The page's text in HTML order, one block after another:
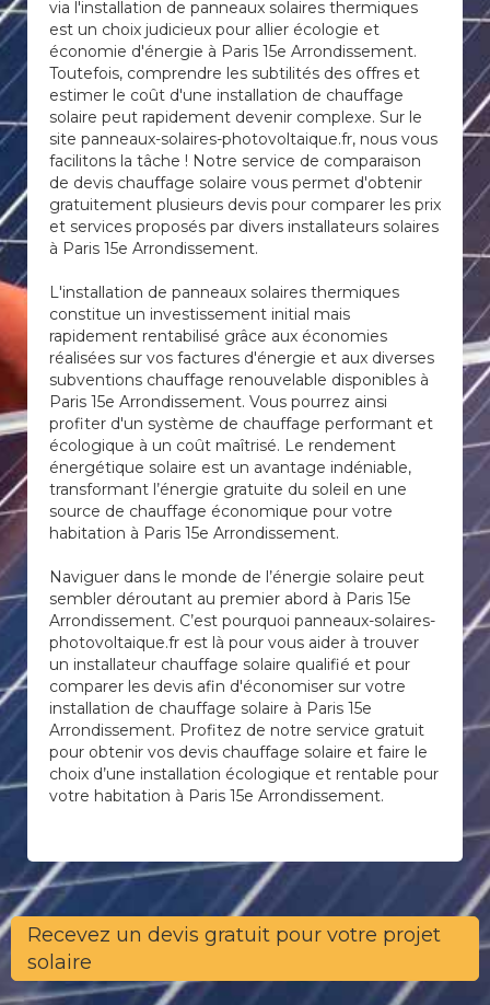
via l'installation de panneaux solaires thermiques
est un choix judicieux pour allier écologie et
économie d'énergie à Paris 15e Arrondissement.
Toutefois, comprendre les subtilités des offres et
estimer le coût d'une installation de chauffage
solaire peut rapidement devenir complexe. Sur le
site panneaux-solaires-photovoltaique.fr, nous vous
facilitons la tâche ! Notre service de comparaison
de devis chauffage solaire vous permet d'obtenir
gratuitement plusieurs devis pour comparer les prix
et services proposés par divers installateurs solaires
à Paris 15e Arrondissement.
L'installation de panneaux solaires thermiques
constitue un investissement initial mais
rapidement rentabilisé grâce aux économies
réalisées sur vos factures d'énergie et aux diverses
subventions chauffage renouvelable disponibles à
Paris 15e Arrondissement. Vous pourrez ainsi
profiter d'un système de chauffage performant et
écologique à un coût maîtrisé. Le rendement
énergétique solaire est un avantage indéniable,
transformant l’énergie gratuite du soleil en une
source de chauffage économique pour votre
habitation à Paris 15e Arrondissement.
Naviguer dans le monde de l’énergie solaire peut
sembler déroutant au premier abord à Paris 15e
Arrondissement. C’est pourquoi panneaux-solaires-
photovoltaique.fr est là pour vous aider à trouver
un installateur chauffage solaire qualifié et pour
comparer les devis afin d'économiser sur votre
installation de chauffage solaire à Paris 15e
Arrondissement. Profitez de notre service gratuit
pour obtenir vos devis chauffage solaire et faire le
choix d’une installation écologique et rentable pour
votre habitation à Paris 15e Arrondissement.
Recevez un devis gratuit pour votre projet
solaire